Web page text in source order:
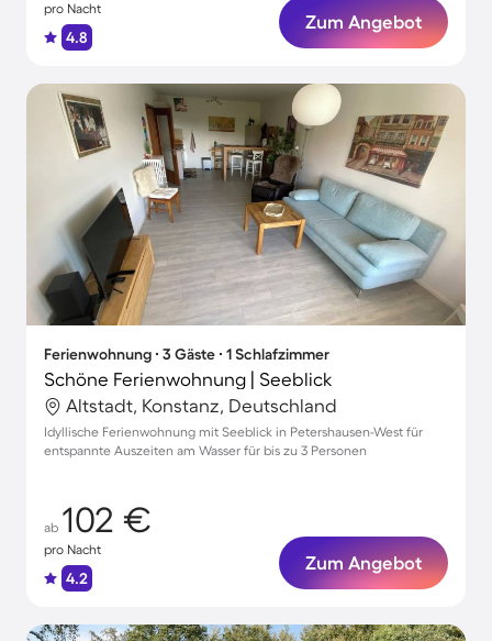
pro Nacht
4.8
Zum Angebot
Ferienwohnung ∙ 3 Gäste ∙ 1 Schlafzimmer
Schöne Ferienwohnung | Seeblick
Altstadt, Konstanz, Deutschland
Idyllische Ferienwohnung mit Seeblick in Petershausen-West für
entspannte Auszeiten am Wasser für bis zu 3 Personen
ab 102 €
pro Nacht
4.2
Zum Angebot